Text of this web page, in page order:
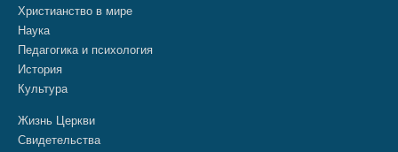
Христианство в мире
Наука
Педагогика и психология
История
Культура
Жизнь Церкви
Свидетельства